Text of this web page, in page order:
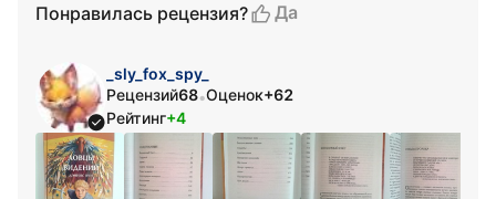
Понравилась рецензия?
Да
_sly_fox_spy_
Рецензий68•Оценок+62
Рейтинг+4